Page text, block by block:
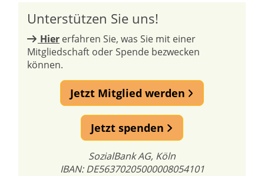
Unterstützen Sie uns!
Hier erfahren Sie, was Sie mit einer
Mitgliedschaft oder Spende bezwecken
können.
Jetzt Mitglied werden
Jetzt spenden
SozialBank AG, Köln
IBAN: DE56370205000008054101